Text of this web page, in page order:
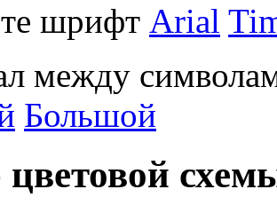
шрифт Arial
между
Большой